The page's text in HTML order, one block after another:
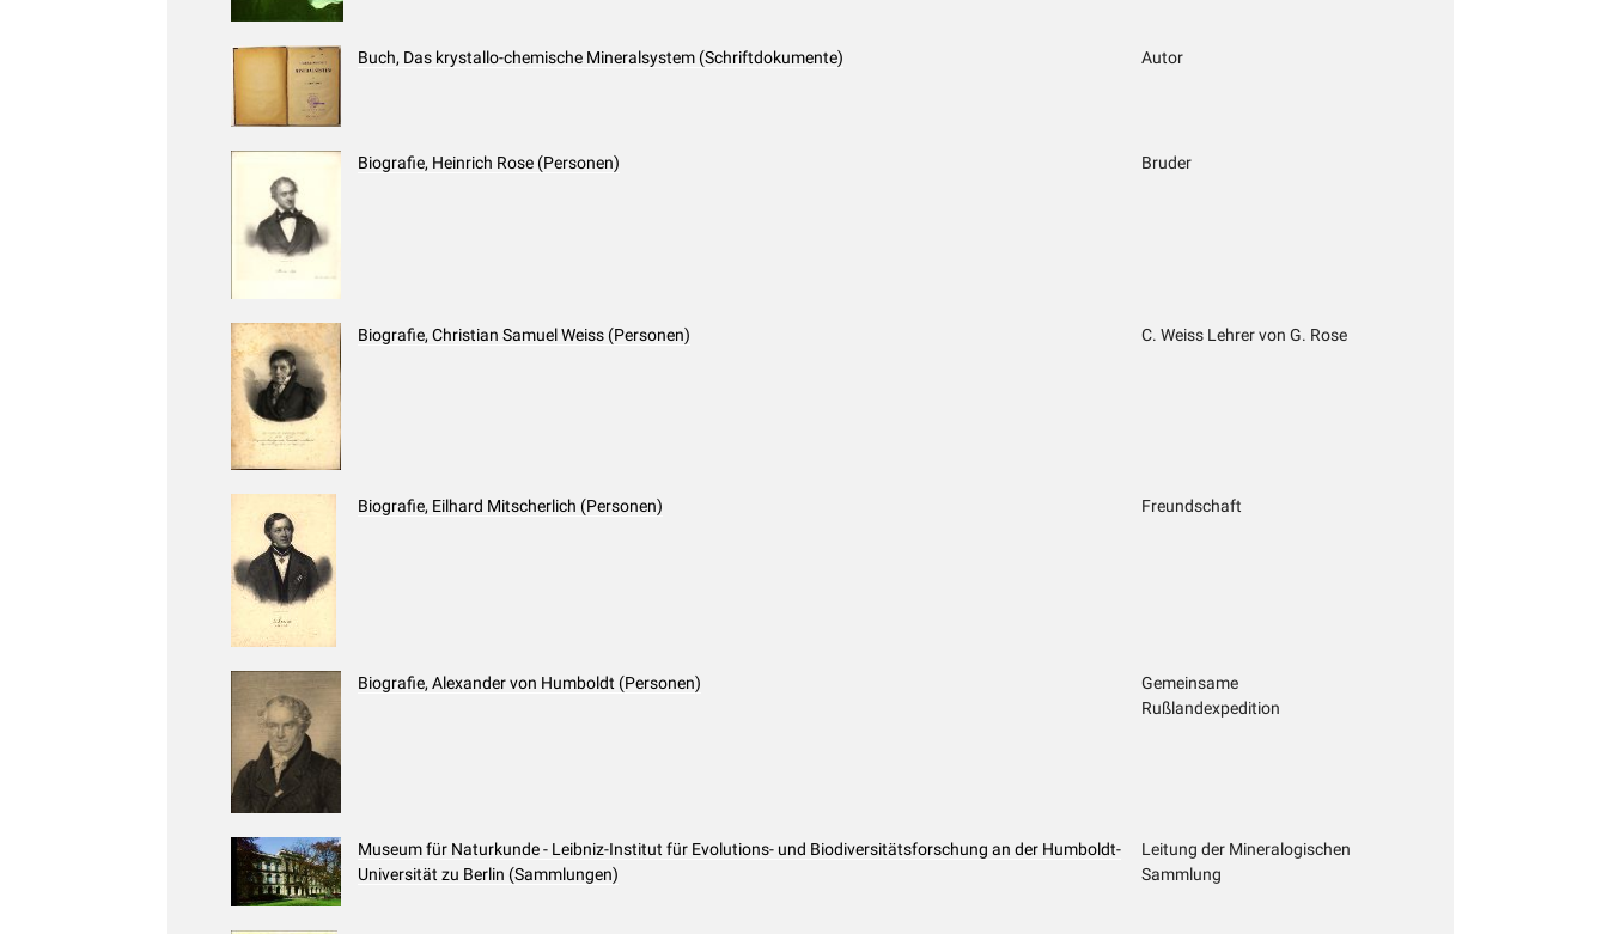
Buch, Das krystallo-chemische Mineralsystem (Schriftdokumente) Autor
Biografie, Heinrich Rose (Personen) Bruder
Biografie, Christian Samuel Weiss (Personen) C. Weiss Lehrer von G. Rose
Biografie, Eilhard Mitscherlich (Personen) Freundschaft
Biografie, Alexander von Humboldt (Personen)
Gemeinsame
Rußlandexpedition
Museum für Naturkunde - Leibniz-Institut für Evolutions- und Biodiversitätsforschung an der Humboldt-
Universität zu Berlin (Sammlungen)
Leitung der Mineralogischen
Sammlung